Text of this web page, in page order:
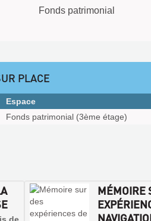
Fonds patrimonial
PLACE
Espace
Fonds patrimonial (3ème étage)
MÉMOIRE